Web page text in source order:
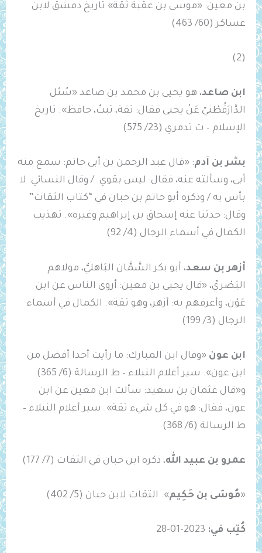
بن معين: «موسى ‌بن ‌عقبة ‌ثقة» تاريخ دمشق لابن
عساكر (60/ 463)
(2)
ابن صاعد، هو يحيى بن محمد بن ‌صاعد «‌سُئل
‌الدَّارَقُطْنيّ ‌عَنْ ‌يحيى ‌فقال: ‌ثقة، ‌ثبتٌ، ‌حافظ». تاريخ
الإسلام – ت تدمري (23/ 575)
بشر بن آدم: «قال عبد الرحمن بن أبي حاتم: ‌سمع ‌منه
‌أبى، ‌وسألته ‌عنه، ‌فقال: ‌ليس ‌بقوي. / وقال النسائي: لا
بأس به / وذكره أبو حاتم بن حبان في “كتاب الثقات”
وقال: حدثنا عنه إسحاق بن إبراهيم وغيره». تهذيب
الكمال في أسماء الرجال (4/ 92)
أزهر بن سعد، أبو بكر ‌السَّمَّان البَاهليُّ، مولاهم
البَصْريّ، «قال يحيى بن معين: أروى الناس عن ابن
عَوْن، وأعرفهم به: أزهر، وهو ثقة». الكمال في أسماء
الرجال (3/ 199)
ابن عون «وقال ابن المبارك: ما رأيت أحدا أفضل من
ابن عون». سير أعلام النبلاء – ط الرسالة (6/ 365)
و«قال عثمان بن سعيد: سألت ابن معين عن ابن
عون، فقال: هو في كل شيء ثقة». سير أعلام النبلاء –
ط الرسالة (6/ 368)
عمرو بن عبيد الله، ذكره ابن حبان في الثقات (7/ 177)
«مُوسَى بن حَكِيم». الثقات لابن حبان (5/ 402)
كُتِب في: 2023-01-28